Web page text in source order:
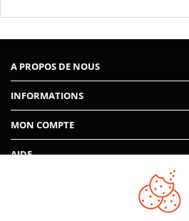
A PROPOS DE NOUS
INFORMATIONS
MON COMPTE
AIDE